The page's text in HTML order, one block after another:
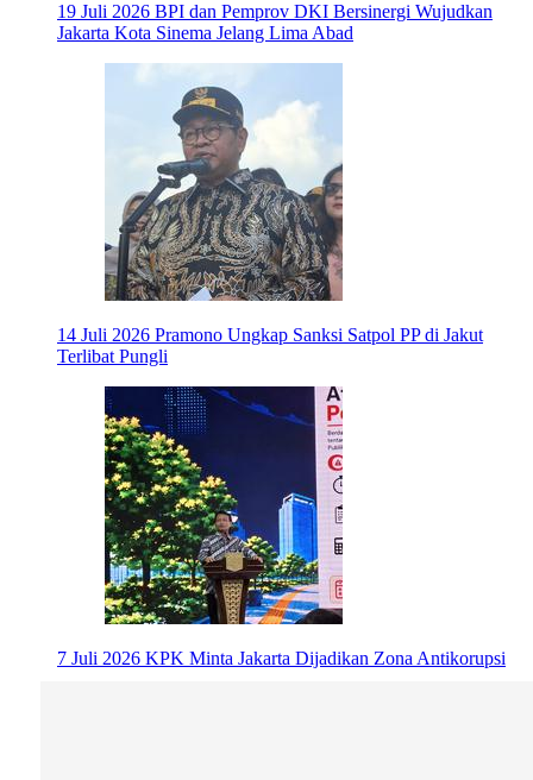
19 Juli 2026 BPI dan Pemprov DKI Bersinergi Wujudkan
Jakarta Kota Sinema Jelang Lima Abad
14 Juli 2026 Pramono Ungkap Sanksi Satpol PP di Jakut
Terlibat Pungli
7 Juli 2026 KPK Minta Jakarta Dijadikan Zona Antikorupsi